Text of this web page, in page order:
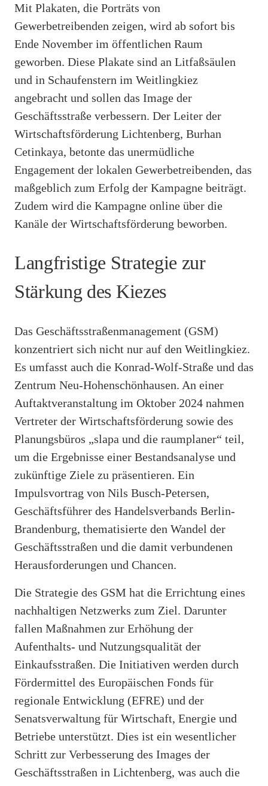
Mit Plakaten, die Porträts von
Gewerbetreibenden zeigen, wird ab sofort bis
Ende November im öffentlichen Raum
geworben. Diese Plakate sind an Litfaßsäulen
und in Schaufenstern im Weitlingkiez
angebracht und sollen das Image der
Geschäftsstraße verbessern. Der Leiter der
Wirtschaftsförderung Lichtenberg, Burhan
Cetinkaya, betonte das unermüdliche
Engagement der lokalen Gewerbetreibenden, das
maßgeblich zum Erfolg der Kampagne beiträgt.
Zudem wird die Kampagne online über die
Kanäle der Wirtschaftsförderung beworben.
Langfristige Strategie zur
Stärkung des Kiezes
Das Geschäftsstraßenmanagement (GSM)
konzentriert sich nicht nur auf den Weitlingkiez.
Es umfasst auch die Konrad-Wolf-Straße und das
Zentrum Neu-Hohenschönhausen. An einer
Auftaktveranstaltung im Oktober 2024 nahmen
Vertreter der Wirtschaftsförderung sowie des
Planungsbüros „slapa und die raumplaner“ teil,
um die Ergebnisse einer Bestandsanalyse und
zukünftige Ziele zu präsentieren. Ein
Impulsvortrag von Nils Busch-Petersen,
Geschäftsführer des Handelsverbands Berlin-
Brandenburg, thematisierte den Wandel der
Geschäftsstraßen und die damit verbundenen
Herausforderungen und Chancen.
Die Strategie des GSM hat die Errichtung eines
nachhaltigen Netzwerks zum Ziel. Darunter
fallen Maßnahmen zur Erhöhung der
Aufenthalts- und Nutzungsqualität der
Einkaufsstraßen. Die Initiativen werden durch
Fördermittel des Europäischen Fonds für
regionale Entwicklung (EFRE) und der
Senatsverwaltung für Wirtschaft, Energie und
Betriebe unterstützt. Dies ist ein wesentlicher
Schritt zur Verbesserung des Images der
Geschäftsstraßen in Lichtenberg, was auch die